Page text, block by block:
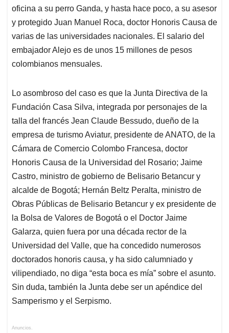
oficina a su perro Ganda, y hasta hace poco, a su asesor
y protegido Juan Manuel Roca, doctor Honoris Causa de
varias de las universidades nacionales. El salario del
embajador Alejo es de unos 15 millones de pesos
colombianos mensuales.
Lo asombroso del caso es que la Junta Directiva de la
Fundación Casa Silva, integrada por personajes de la
talla del francés Jean Claude Bessudo, dueño de la
empresa de turismo Aviatur, presidente de ANATO, de la
Cámara de Comercio Colombo Francesa, doctor
Honoris Causa de la Universidad del Rosario; Jaime
Castro, ministro de gobierno de Belisario Betancur y
alcalde de Bogotá; Hernán Beltz Peralta, ministro de
Obras Públicas de Belisario Betancur y ex presidente de
la Bolsa de Valores de Bogotá o el Doctor Jaime
Galarza, quien fuera por una década rector de la
Universidad del Valle, que ha concedido numerosos
doctorados honoris causa, y ha sido calumniado y
vilipendiado, no diga “esta boca es mía” sobre el asunto.
Sin duda, también la Junta debe ser un apéndice del
Samperismo y el Serpismo.
Anuncios.